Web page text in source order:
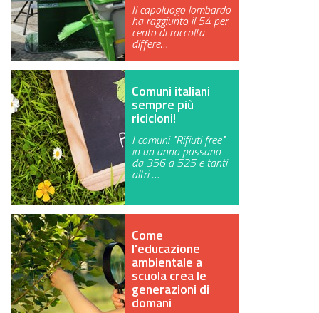
Il capoluogo lombardo
ha raggiunto il 54 per
cento di raccolta
differe…
Comuni italiani
sempre più
ricicloni!
I comuni "Rifiuti free"
in un anno passano
da 356 a 525 e tanti
altri …
Come
l'educazione
ambientale a
scuola crea le
generazioni di
domani